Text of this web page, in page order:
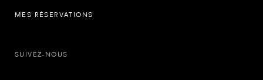
MES RÉSERVATIONS
SUIVEZ-NOUS